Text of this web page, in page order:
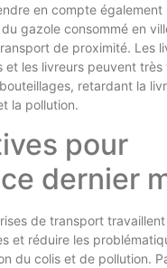
en compte également
gazole consommé en
de proximité. Les
et les livreurs peuvent très
retardant la
la pollution.
pour
dernier
de transport
et réduire les
du colis et de pollution.